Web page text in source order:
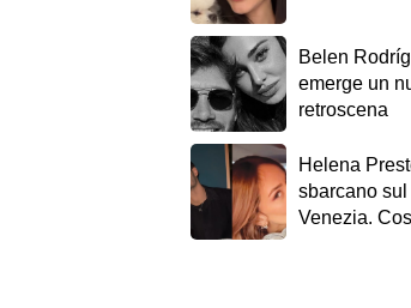
Belen
emerge un
retroscena
Helena
sbarcano
Venezia.